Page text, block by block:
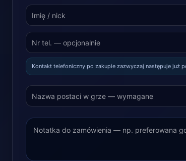
Kontakt telefoniczny po zakupie zazwyczaj następuje już